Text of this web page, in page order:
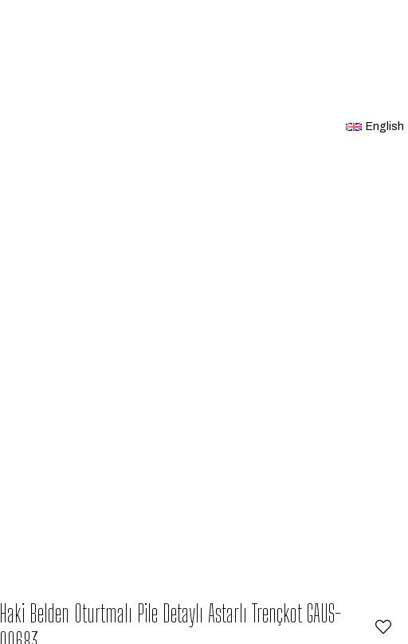
English
Haki Belden Oturtmalı Pile Detaylı Astarlı Trençkot GAUS-